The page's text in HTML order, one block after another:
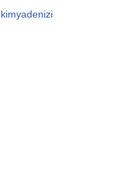
kimyadenizi